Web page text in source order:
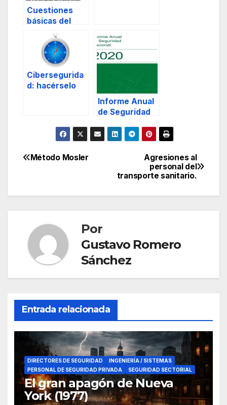
Cuestiones
básicas del
phishing.
Cibersegurida
d: hacérselo
Informe Anual
de Seguridad
Cibersegurida
d.
Navegación
Agresiones al
personal del
transporte sanitario.
Método Mosler
Por
Gustavo Romero
Sánchez
Entrada relacionada
DIRECTORES DE SEGURIDAD
INGENIERÍA / SISTEMAS
PERSONAL DE SEGURIDAD PRIVADA
SEGURIDAD SECTORIAL
El gran apagón de Nueva
York (1977)